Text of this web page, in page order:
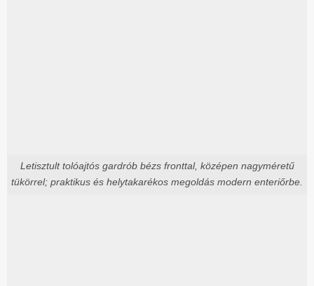
Letisztult tolóajtós gardrób bézs fronttal, középen nagyméretű
tükörrel; praktikus és helytakarékos megoldás modern enteriőrbe.